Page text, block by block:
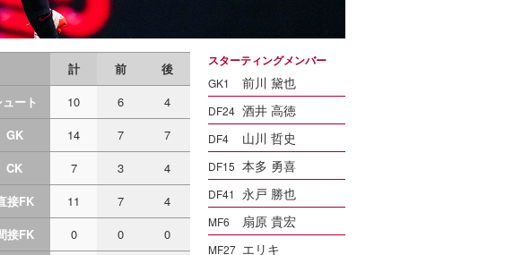
スターティングメンバー
GK1 前川 黛也
DF24 酒井 高徳
DF4 山川 哲史
DF15 本多 勇喜
DF41 永戸 勝也
MF6 扇原 貴宏
MF27 エリキ
計 前
後
ュート 10 6
4
GK 14 7
7
CK 7 3
4
接FK 11 7
4
接FK 0 0
0